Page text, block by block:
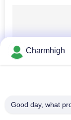
Máy
Charmhigh
Good day, what